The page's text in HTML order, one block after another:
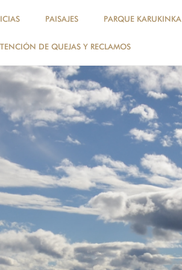
PAISAJES PARQUE KARUKINKA
DE QUEJAS Y RECLAMOS